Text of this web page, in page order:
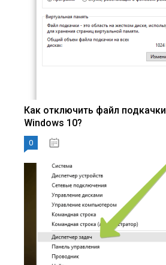
Как отключить файл подкачки
Windows 10?
0